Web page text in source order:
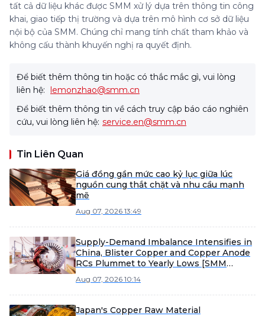
tất cả dữ liệu khác được SMM xử lý dựa trên thông tin công
khai, giao tiếp thị trường và dựa trên mô hình cơ sở dữ liệu
nội bộ của SMM. Chúng chỉ mang tính chất tham khảo và
không cấu thành khuyến nghị ra quyết định.
Để biết thêm thông tin hoặc có thắc mắc gì, vui lòng
liên hệ: lemonzhao@smm.cn
Để biết thêm thông tin về cách truy cập báo cáo nghiên
cứu, vui lòng liên hệ: service.en@smm.cn
Tin Liên Quan
Giá đồng gần mức cao kỷ lục giữa lúc
nguồn cung thắt chặt và nhu cầu mạnh
mẽ
Aug 07, 2026 13:49
Supply-Demand Imbalance Intensifies in
China, Blister Copper and Copper Anode
RCs Plummet to Yearly Lows [SMM
Aug 07, 2026 10:14
Japan's Copper Raw Material